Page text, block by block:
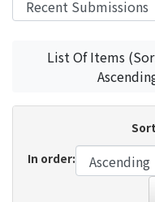
List Of Items
In order: